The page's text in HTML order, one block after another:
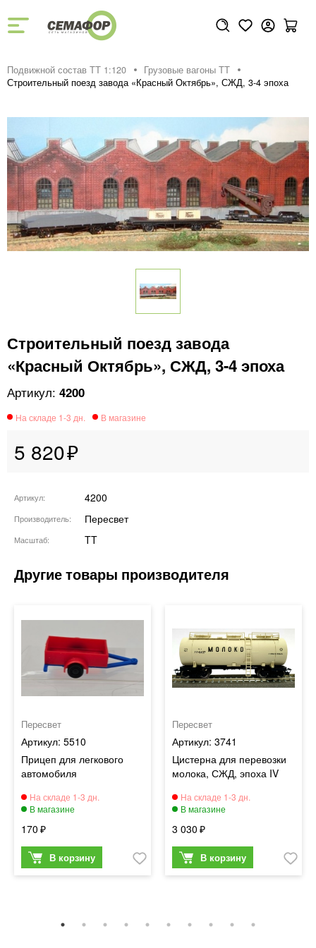
Подвижной состав ТТ 1:120
Грузовые вагоны ТТ
Строительный поезд завода «Красный Октябрь», СЖД, 3-4 эпоха
Строительный поезд завода
«Красный Октябрь», СЖД, 3-4 эпоха
4200
5 820
Артикул 4200
Производитель Пересвет
Масштаб TT
Пересвет
5510
Прицеп для легкового
автомобиля
170
Пересвет
3741
Цистерна для перевозки
молока, СЖД, эпоха IV
3 030